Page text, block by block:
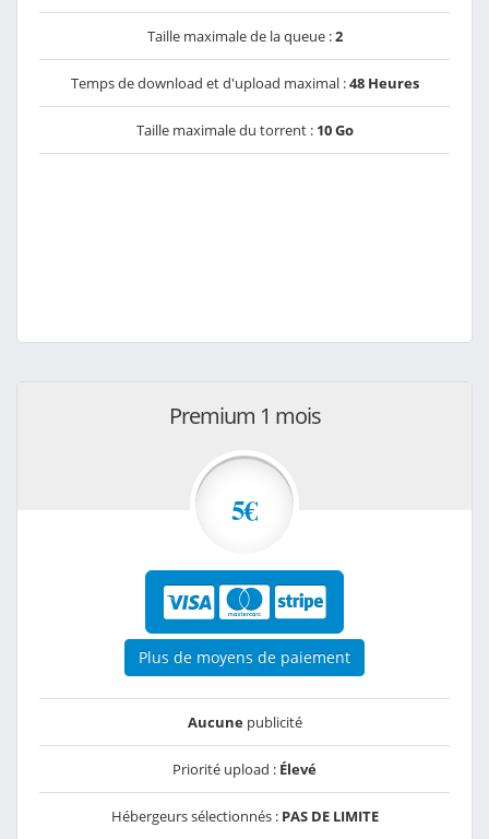
Taille maximale de la queue :2
Temps de download et d'upload maximal :48 Heures
Taille maximale du torrent : 10 Go
Premium 1 mois
5€
Plus de moyens de paiement
Aucunepublicité
Priorité upload : Élevé
Hébergeurs sélectionnés : PAS DE LIMITE